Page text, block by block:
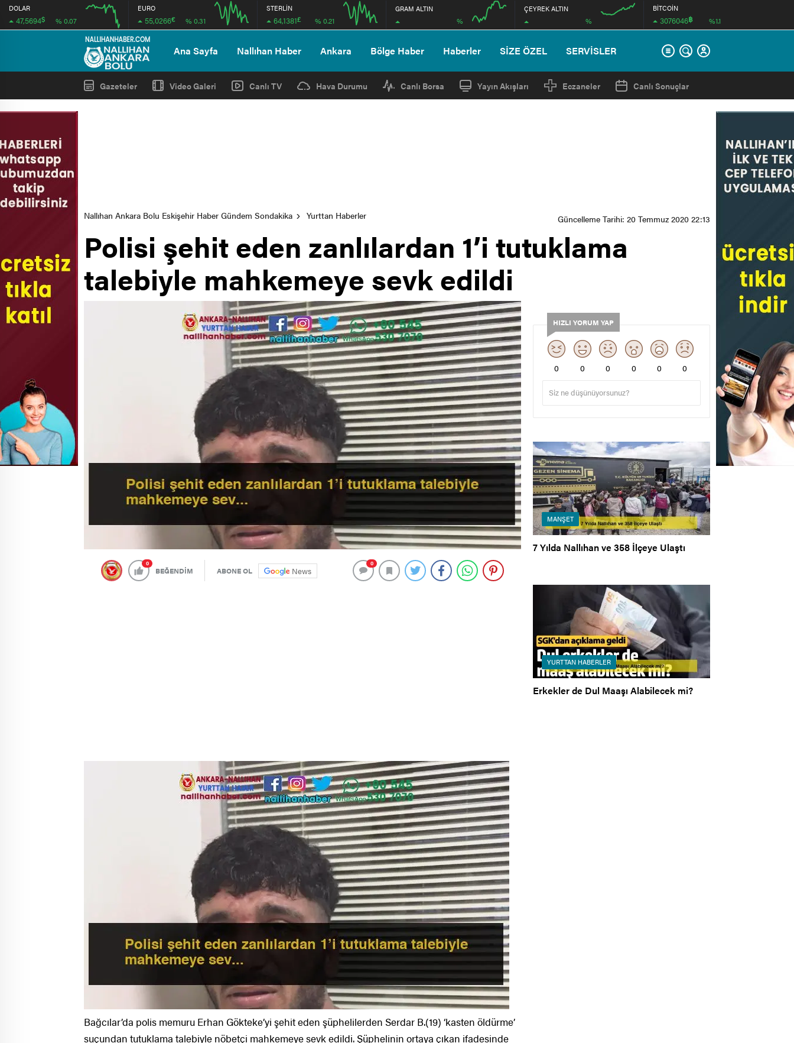
DOLAR
47,5694$ % 0.07
12:00 16:00
EURO
55,0266€ % 0.31
STERLİN
64,1381£ % 0.21
GRAM ALTIN
%
ÇEYREK ALTIN
%
BİTCOİN
3076046฿ %1.1
Ana Sayfa Nallıhan Haber Ankara Bölge Haber Haberler SİZE ÖZEL SERVİSLER
Gazeteler Video Galeri Canlı TV Hava Durumu Canlı Borsa Yayın Akışları Eczaneler Canlı Sonuçlar
Nallıhan Ankara Bolu Eskişehir Haber Gündem Sondakika Yurttan Haberler Güncelleme Tarihi: 20 Temmuz 2020 22:13
Polisi şehit eden zanlılardan 1’i tutuklama
talebiyle mahkemeye sevk edildi
0
BEĞENDİM ABONE OL News
0
Bağcılar’da polis memuru Erhan Gökteke’yi şehit eden şüphelilerden Serdar B.(19) ‘kasten öldürme’
suçundan tutuklama talebiyle nöbetçi mahkemeye sevk edildi. Şüphelinin ortaya çıkan ifadesinde
HIZLI YORUM YAP
0 0 0 0 0 0
MANŞET
7 Yılda Nallıhan ve 358 İlçeye Ulaştı
YURTTAN HABERLER
Erkekler de Dul Maaşı Alabilecek mi?